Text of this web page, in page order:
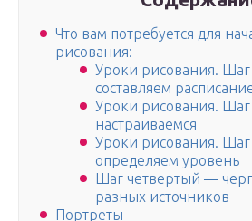
Что вам потребуется для
рисования:
Уроки рисования.
составляем
Уроки рисования.
настраиваемся
Уроки рисования.
определяем уровень
Шаг четвертый —
разных источников
Портреты